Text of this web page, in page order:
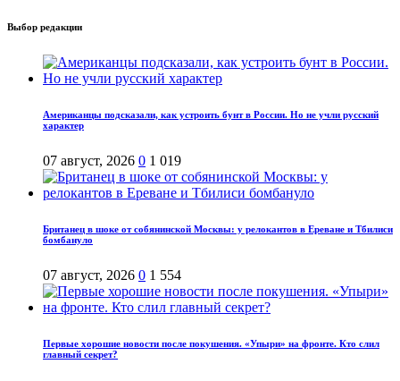
Выбор редакции
Американцы подсказали, как устроить бунт в России. Но не учли русский
характер
07 август, 2026 0 1 019
Британец в шоке от собянинской Москвы: у релокантов в Ереване и Тбилиси
бомбануло
07 август, 2026 0 1 554
Первые хорошие новости после покушения. «Упыри» на фронте. Кто слил
главный секрет?